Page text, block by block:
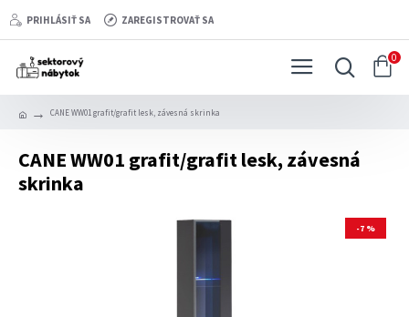
PRIHLÁSIŤ SA ZAREGISTROVAŤ SA
0
CANE WW01 grafit/grafit lesk, závesná skrinka
CANE WW01 grafit/grafit lesk, závesná
skrinka
-7 %